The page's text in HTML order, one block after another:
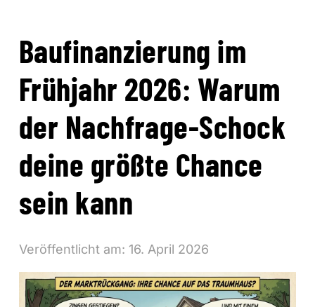
Baufinanzierung im
Frühjahr 2026: Warum
der Nachfrage-Schock
deine größte Chance
sein kann
Veröffentlicht am: 16. April 2026